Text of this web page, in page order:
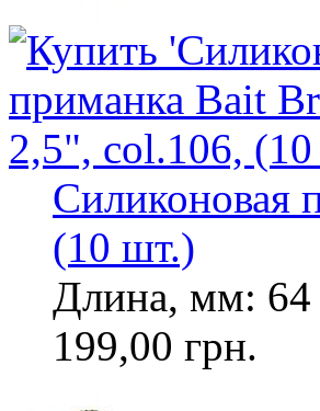
Силиконовая
(10 шт.)
Длина, мм: 64
199,00 грн.